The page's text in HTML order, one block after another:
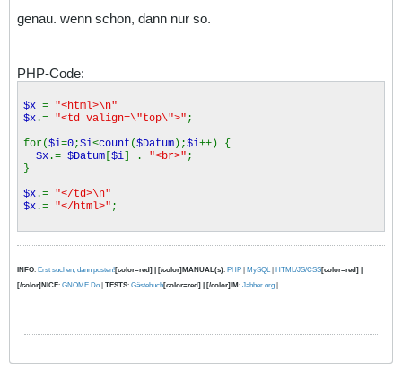
genau. wenn schon, dann nur so.
PHP-Code:
$x = "<html>\n"
$x .= "<td valign=\"top\">" ;
for($i=0;$i<count ($Datum);$i++) {
$x .= $Datum [$i] . "<br>" ;
}
$x .= "</td>\n"
$x .= "</html>" ;
INFO: Erst suchen, dann posten![color=red] | [/color]MANUAL(s): PHP | MySQL | HTML/JS/CSS[color=red] |
[/color]NICE: GNOME Do | TESTS: Gästebuch[color=red] | [/color]IM: Jabber.org |